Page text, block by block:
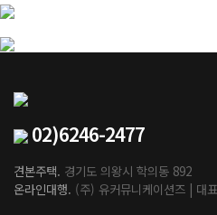
02)6246-2477
견본주택. 경기도 의왕시 학의동 892
온라인대행. (주) 유커뮤니케이션즈 | 대